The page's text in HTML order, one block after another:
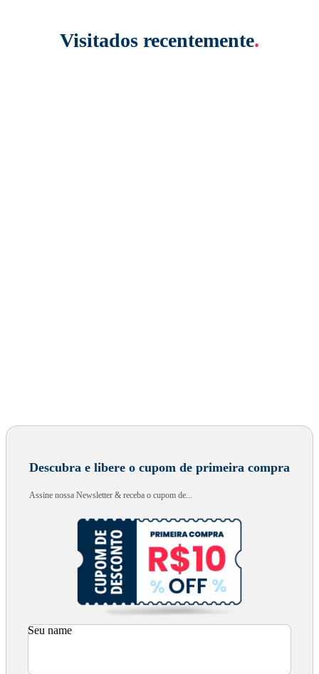
Visitados recentemente.
Descubra e libere o cupom de primeira compra
Assine nossa Newsletter & receba o cupom de...
Seu name